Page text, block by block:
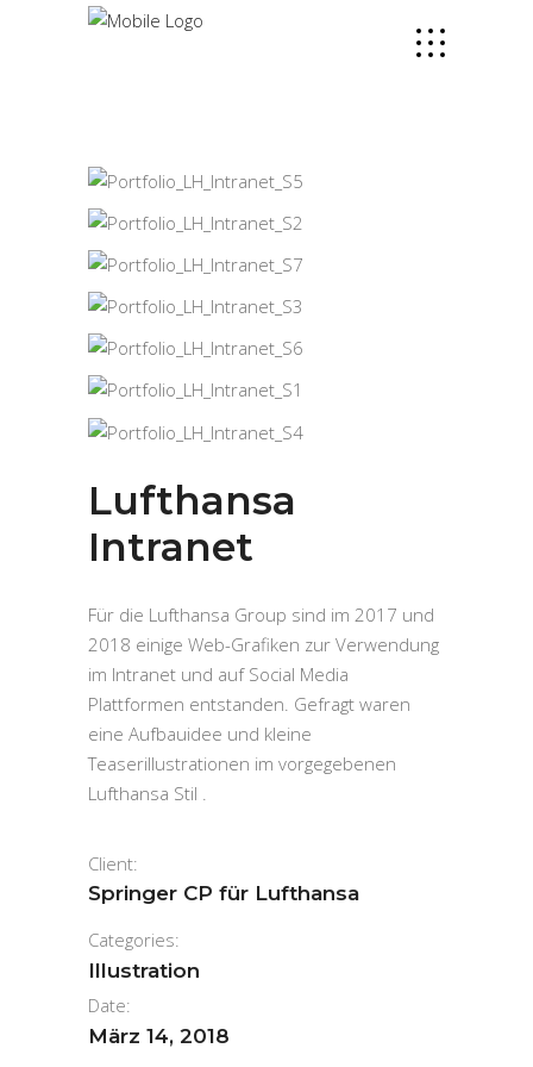
Lufthansa
Intranet
Für die Lufthansa Group sind im 2017 und
2018 einige Web-Grafiken zur Verwendung
im Intranet und auf Social Media
Plattformen entstanden. Gefragt waren
eine Aufbauidee und kleine
Teaserillustrationen im vorgegebenen
Lufthansa Stil .
Client:
Springer CP für Lufthansa
Categories:
Illustration
Date:
März 14, 2018